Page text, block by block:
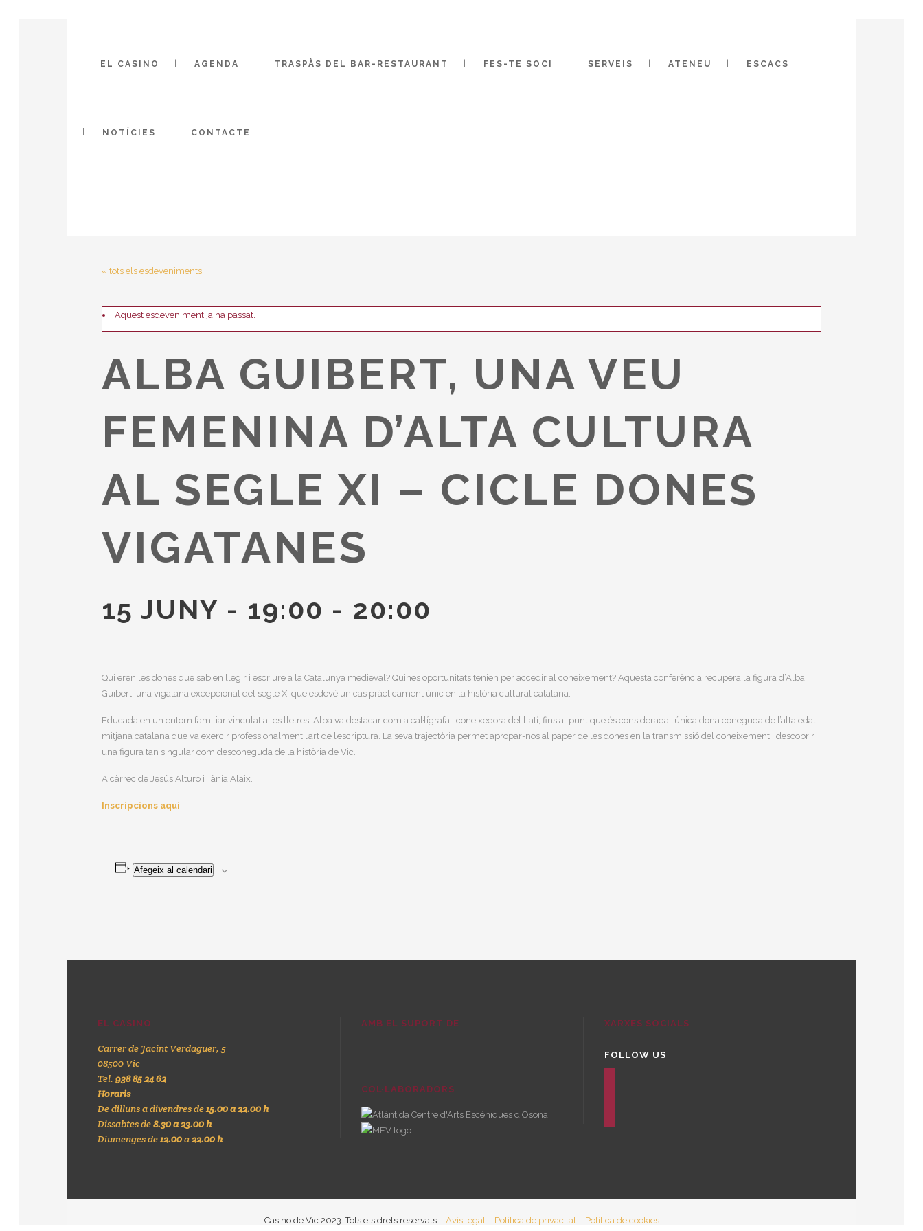
EL CASINO AGENDA TRASPÀS DEL BAR-RESTAURANT FES-TE SOCI SERVEIS ATENEU ESCACS
NOTÍCIES CONTACTE
« tots els esdeveniments
Aquest esdeveniment ja ha passat.
ALBA GUIBERT, UNA VEU
FEMENINA D’ALTA CULTURA
AL SEGLE XI – CICLE DONES
VIGATANES
15 JUNY - 19:00 - 20:00
Qui eren les dones que sabien llegir i escriure a la Catalunya medieval? Quines oportunitats tenien per accedir al coneixement? Aquesta conferència recupera la figura d’Alba
Guibert, una vigatana excepcional del segle XI que esdevé un cas pràcticament únic en la història cultural catalana.
Educada en un entorn familiar vinculat a les lletres, Alba va destacar com a cal·lígrafa i coneixedora del llatí, fins al punt que és considerada l’única dona coneguda de l’alta edat
mitjana catalana que va exercir professionalment l’art de l’escriptura. La seva trajectòria permet apropar-nos al paper de les dones en la transmissió del coneixement i descobrir
una figura tan singular com desconeguda de la història de Vic.
A càrrec de Jesús Alturo i Tània Alaix.
Inscripcions aquí
Afegeix al calendari
EL CASINO
Carrer de Jacint Verdaguer, 5
08500 Vic
Tel. 938 85 24 62
Horaris
De dilluns a divendres de15.00 a 22.00 h
Dissabtes de8.30 a 23.00 h
Diumenges de12.00a22.00 h
AMB EL SUPORT DE
COL·LABORADORS
XARXES SOCIALS
FOLLOW US
Casino de Vic 2023. Tots els drets reservats – Avís legal– Política de privacitat– Política de cookies